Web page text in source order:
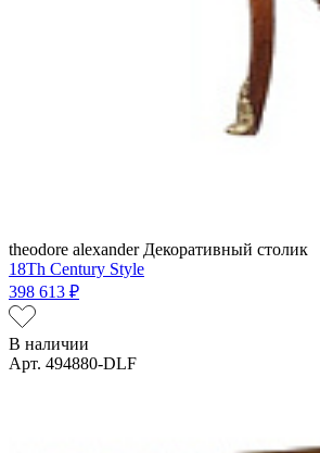
theodore alexanderДекоративный столик
18Th Century Style
398 613 ₽
В наличии
Арт. 494880-DLF